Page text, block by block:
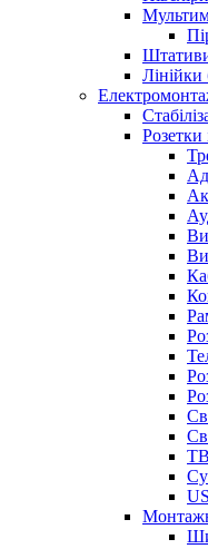
Штативи
Лінійки
Розетки